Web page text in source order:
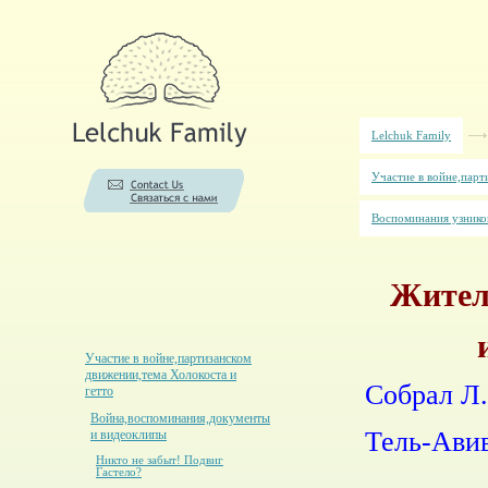
Lelchuk Family
Участие в
Воспоминания
Участие в войне,партизанском
движении,тема Холокоста и
гетто
Война,воспоминания,документы
и видеоклипы
Никто не забыт! Подвиг
Гастело?
Собрал
Тель-